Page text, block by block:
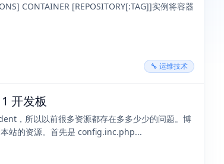
CONTAINER [REPOSITORY[:TAG]]实例将容器
🔧 运维技术
开发板
，所以以前很多资源都存在多多少少的问题。博
站的资源。首先是 config.inc.php...